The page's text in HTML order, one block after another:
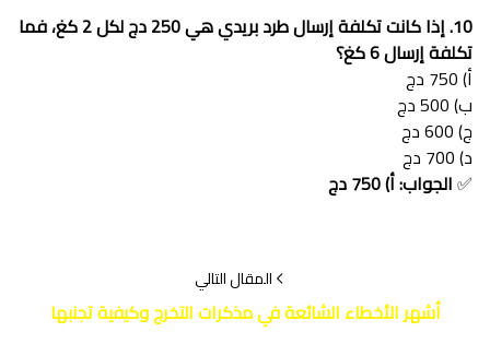
10. إذا كانت تكلفة إرسال طرد بريدي هي 250 دج لكل 2 كغ، فما
تكلفة إرسال 6 كغ؟
أ) 750 دج
ب) 500 دج
ج) 600 دج
د) 700 دج
✅الجواب: أ) 750 دج
المقال التالي
أشهر الأخطاء الشائعة في مذكرات التخرج وكيفية تجنبها